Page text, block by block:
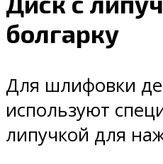
болгарку
Для шлифовки
используют
липучкой для